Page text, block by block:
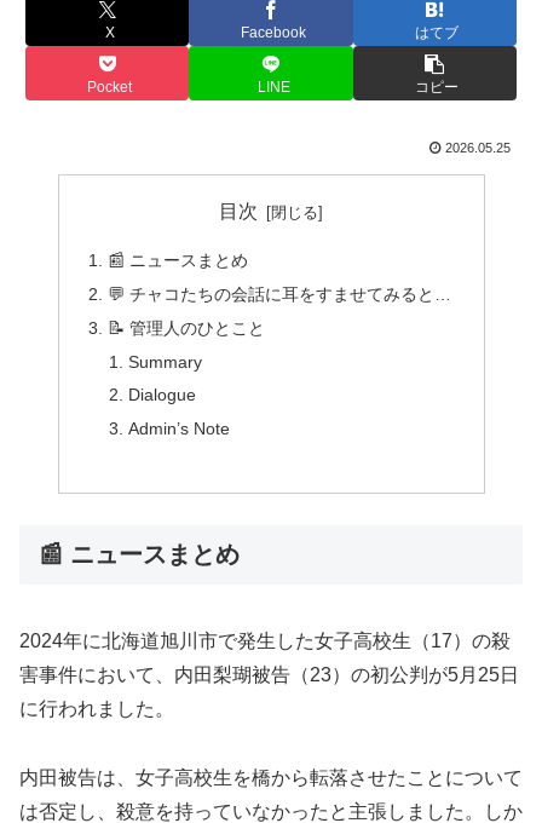
X Facebook はてブ
Pocket LINE コピー
2026.05.25
目次
📰 ニュースまとめ
💬 チャコたちの会話に耳をすませてみると…
📝 管理人のひとこと
Summary
Dialogue
Admin’s Note
📰 ニュースまとめ
2024年に北海道旭川市で発生した女子高校生（17）の殺
害事件において、内田梨瑚被告（23）の初公判が5月25日
に行われました。
内田被告は、女子高校生を橋から転落させたことについて
は否定し、殺意を持っていなかったと主張しました。しか